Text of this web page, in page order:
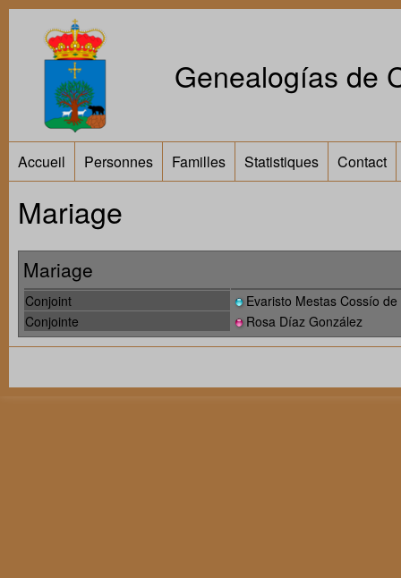
Genealogías de
Accueil Personnes Familles Statistiques Contact
Mariage
Mariage
Conjoint
Evaristo Mestas Cossío de
Conjointe
Rosa Díaz González